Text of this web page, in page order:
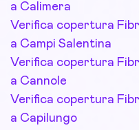
a Calimera
Verifica copertura
a Campi Salentina
Verifica copertura
a Cannole
Verifica copertura
a Capilungo